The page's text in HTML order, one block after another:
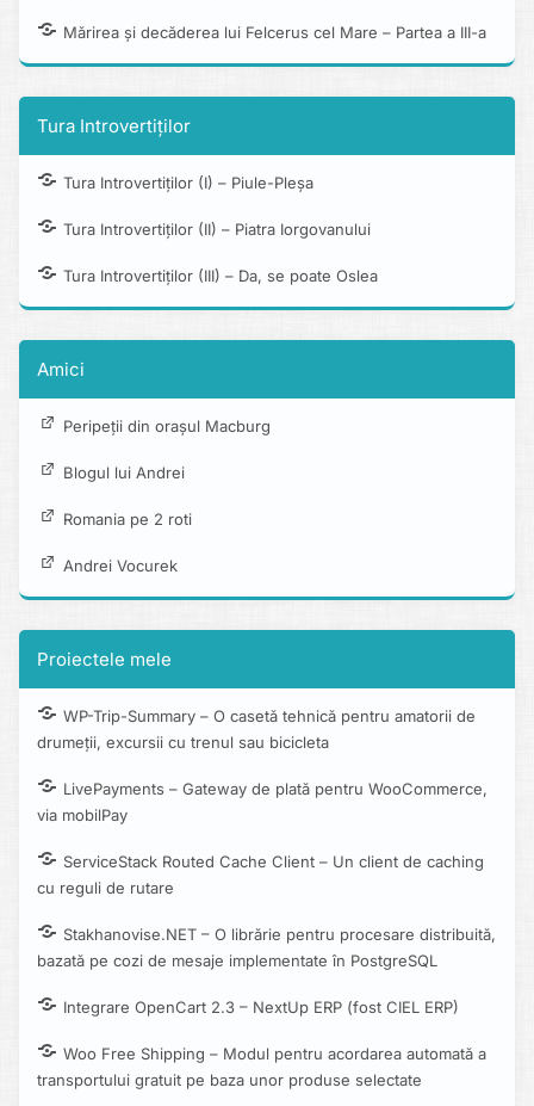
Mărirea și decăderea lui Felcerus cel Mare – Partea a III-a
Tura Introvertiților
Tura Introvertiților (I) – Piule-Pleșa
Tura Introvertiților (II) – Piatra Iorgovanului
Tura Introvertiților (III) – Da, se poate Oslea
Amici
Peripeții din orașul Macburg
Blogul lui Andrei
Romania pe 2 roti
Andrei Vocurek
Proiectele mele
WP-Trip-Summary – O casetă tehnică pentru amatorii de
drumeții, excursii cu trenul sau bicicleta
LivePayments – Gateway de plată pentru WooCommerce,
via mobilPay
ServiceStack Routed Cache Client – Un client de caching
cu reguli de rutare
Stakhanovise.NET – O librărie pentru procesare distribuită,
bazată pe cozi de mesaje implementate în PostgreSQL
Integrare OpenCart 2.3 – NextUp ERP (fost CIEL ERP)
Woo Free Shipping – Modul pentru acordarea automată a
transportului gratuit pe baza unor produse selectate